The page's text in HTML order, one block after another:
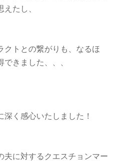
たし、
クトとの繋がりも、なるほ
きました、、、
く感心いたしました！
夫に対するクエスチョンマー